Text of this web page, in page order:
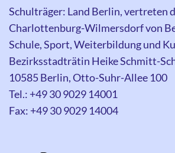
Schulträger: Land Berlin, vertreten
Charlottenburg-Wilmersdorf von
Schule, Sport, Weiterbildung und
Bezirksstadträtin Heike Schmitt-
10585 Berlin, Otto-Suhr-Allee 100
Tel.: +49 30 9029 14001
Fax: +49 30 9029 14004